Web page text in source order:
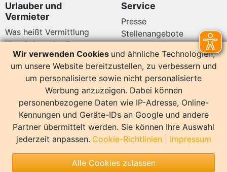
Urlauber und
Vermieter
Was heißt Vermittlung
Vermittlungsbedingungen
Datenschutz
Service
Presse
Stellenangebote
Kundenbewertungen
14158 Bewertungen
Hier sind wir auch
Copyright Impressum
Wir verwenden Cookies und ähnliche Technologien,
um unsere Website bereitzustellen, zu verbessern und
um personalisierte sowie nicht personalisierte
Werbung anzuzeigen. Dabei können
personenbezogene Daten wie IP-Adresse, Online-
Kennungen und Geräte-IDs an Google und andere
Partner übermittelt werden. Sie können Ihre Auswahl
jederzeit anpassen. Cookie-Richtlinien| Impressum
Alle Cookies zulassen